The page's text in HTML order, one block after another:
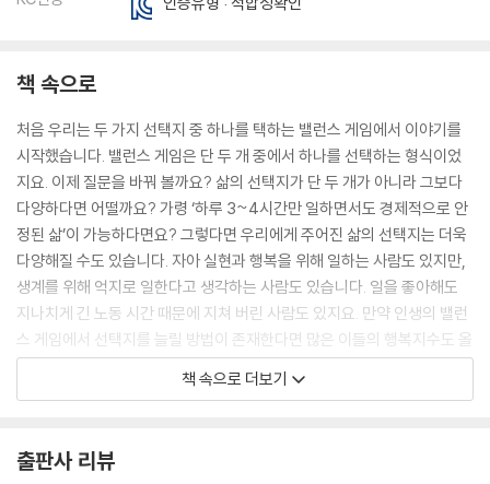
책 속으로
처음 우리는 두 가지 선택지 중 하나를 택하는 밸런스 게임에서 이야기를
시작했습니다. 밸런스 게임은 단 두 개 중에서 하나를 선택하는 형식이었
지요. 이제 질문을 바꿔 볼까요? 삶의 선택지가 단 두 개가 아니라 그보다
다양하다면 어떨까요? 가령 ‘하루 3~4시간만 일하면서도 경제적으로 안
정된 삶’이 가능하다면요? 그렇다면 우리에게 주어진 삶의 선택지는 더욱
다양해질 수도 있습니다. 자아 실현과 행복을 위해 일하는 사람도 있지만,
생계를 위해 억지로 일한다고 생각하는 사람도 있습니다. 일을 좋아해도
지나치게 긴 노동 시간 때문에 지쳐 버린 사람도 있지요. 만약 인생의 밸런
스 게임에서 선택지를 늘릴 방법이 존재한다면 많은 이들의 행복지수도 올
라가지 않을까요? 이렇게 인생의 다양한 선택지를 늘리는 방법으로 나온
이야기가 바로 ‘기본소득’입니다. --- p.20
시장에서 하나의 회사가 특정 물건이나 서비스의 대부분을 혼자서 공급할
책 속으로 더보기
출판사 리뷰